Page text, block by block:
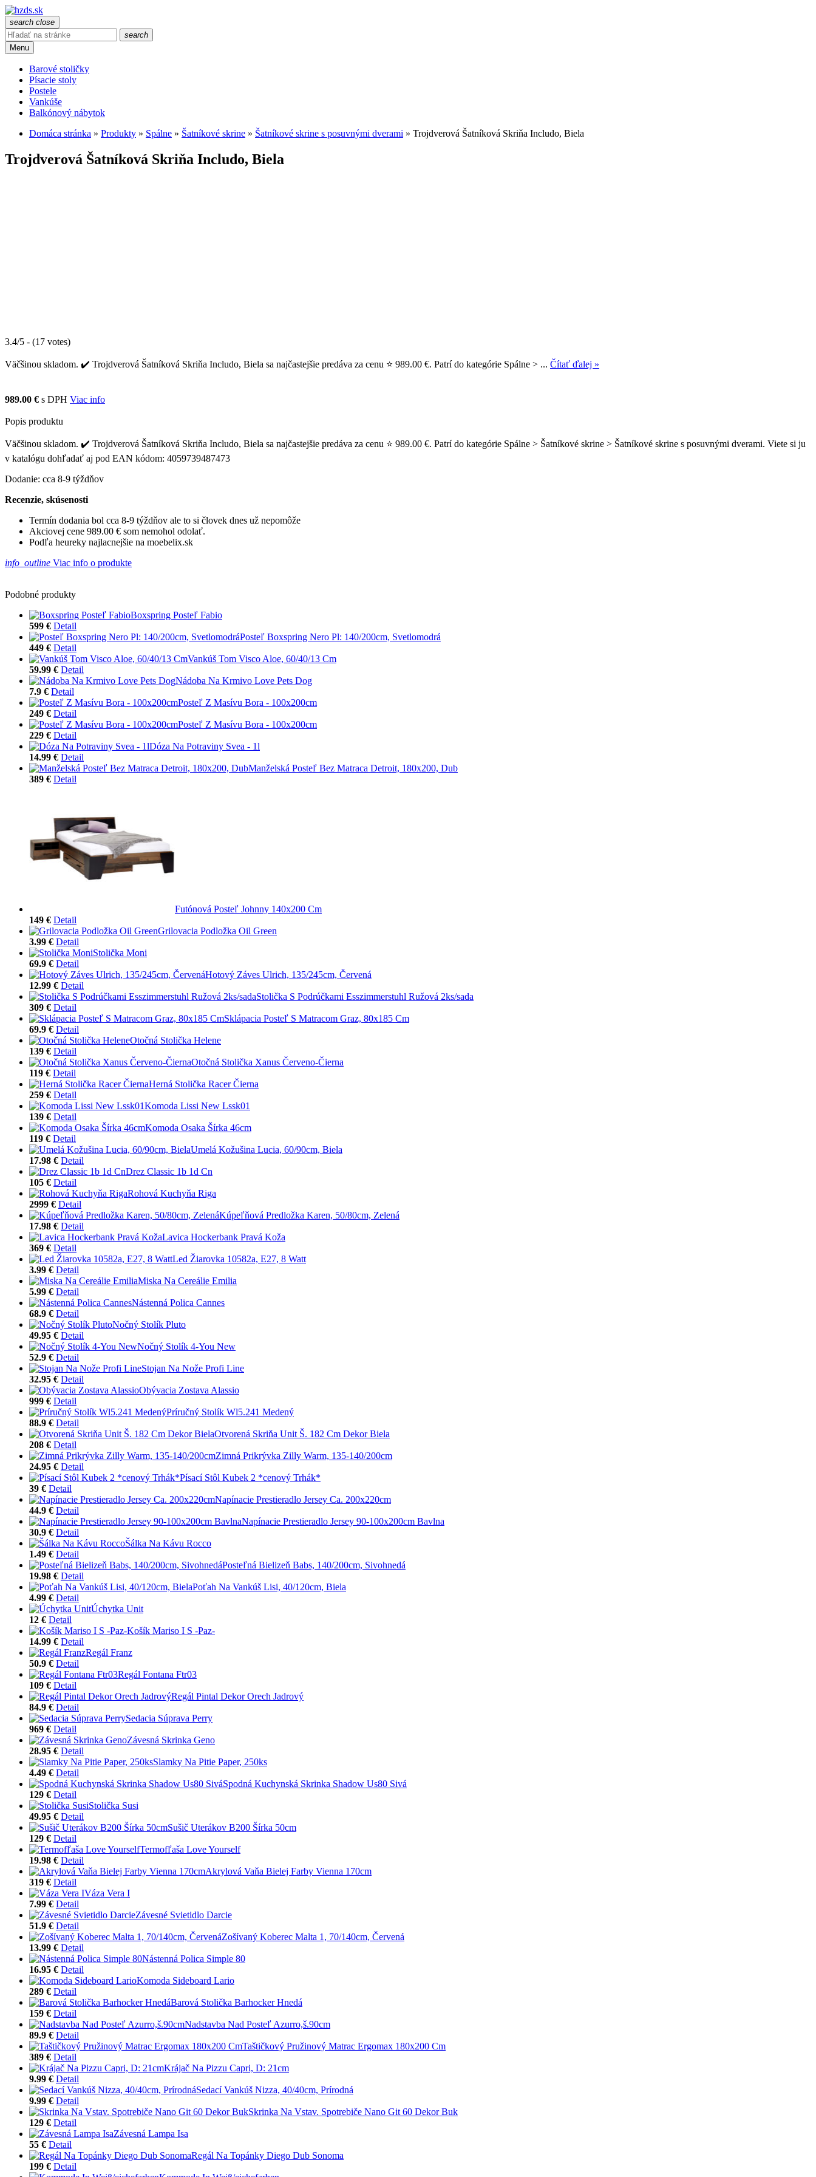
search close
search
Menu
Barové stoličky
Písacie stoly
Postele
Vankúše
Balkónový nábytok
Domáca stránka » Produkty » Spálne » Šatníkové skrine » Šatníkové skrine s posuvnými dverami » Trojdverová Šatníková Skriňa Includo, Biela
Trojdverová Šatníková Skriňa Includo, Biela
3.4/5 - (17 votes)
Väčšinou skladom. ✔️ Trojdverová Šatníková Skriňa Includo, Biela sa najčastejšie predáva za cenu ⭐ 989.00 €. Patrí do kategórie Spálne > ... Čítať ďalej »
989.00 € s DPH Viac info
Popis produktu
Väčšinou skladom. ✔️ Trojdverová Šatníková Skriňa Includo, Biela sa najčastejšie predáva za cenu ⭐ 989.00 €. Patrí do kategórie Spálne > Šatníkové skrine > Šatníkové skrine s posuvnými dverami. Viete si ju
v katalógu dohľadať aj pod EAN kódom: 4059739487473
Dodanie: cca 8-9 týždňov
Recenzie, skúsenosti
Termín dodania bol cca 8-9 týždňov ale to si človek dnes už nepomôže
Akciovej cene 989.00 € som nemohol odolať.
Podľa heureky najlacnejšie na moebelix.sk
info_outline Viac info o produkte
Podobné produkty
Boxspring Posteľ Fabio
599 € Detail
Posteľ Boxspring Nero Pl: 140/200cm, Svetlomodrá
449 € Detail
Vankúš Tom Visco Aloe, 60/40/13 Cm
59.99 € Detail
Nádoba Na Krmivo Love Pets Dog
7.9 € Detail
Posteľ Z Masívu Bora - 100x200cm
249 € Detail
Posteľ Z Masívu Bora - 100x200cm
229 € Detail
Dóza Na Potraviny Svea - 1l
14.99 € Detail
Manželská Posteľ Bez Matraca Detroit, 180x200, Dub
389 € Detail
Futónová Posteľ Johnny 140x200 Cm
149 € Detail
Grilovacia Podložka Oil Green
3.99 € Detail
Stolička Moni
69.9 € Detail
Hotový Záves Ulrich, 135/245cm, Červená
12.99 € Detail
Stolička S Podrúčkami Esszimmerstuhl Ružová 2ks/sada
309 € Detail
Sklápacia Posteľ S Matracom Graz, 80x185 Cm
69.9 € Detail
Otočná Stolička Helene
139 € Detail
Otočná Stolička Xanus Červeno-Čierna
119 € Detail
Herná Stolička Racer Čierna
259 € Detail
Komoda Lissi New Lssk01
139 € Detail
Komoda Osaka Šírka 46cm
119 € Detail
Umelá Kožušina Lucia, 60/90cm, Biela
17.98 € Detail
Drez Classic 1b 1d Cn
105 € Detail
Rohová Kuchyňa Riga
2999 € Detail
Kúpeľňová Predložka Karen, 50/80cm, Zelená
17.98 € Detail
Lavica Hockerbank Pravá Koža
369 € Detail
Led Žiarovka 10582a, E27, 8 Watt
3.99 € Detail
Miska Na Cereálie Emilia
5.99 € Detail
Nástenná Polica Cannes
68.9 € Detail
Nočný Stolík Pluto
49.95 € Detail
Nočný Stolík 4-You New
52.9 € Detail
Stojan Na Nože Profi Line
32.95 € Detail
Obývacia Zostava Alassio
999 € Detail
Príručný Stolík Wl5.241 Medený
88.9 € Detail
Otvorená Skriňa Unit Š. 182 Cm Dekor Biela
208 € Detail
Zimná Prikrývka Zilly Warm, 135-140/200cm
24.95 € Detail
Písací Stôl Kubek 2 *cenový Trhák*
39 € Detail
Napínacie Prestieradlo Jersey Ca. 200x220cm
44.9 € Detail
Napínacie Prestieradlo Jersey 90-100x200cm Bavlna
30.9 € Detail
Šálka Na Kávu Rocco
1.49 € Detail
Posteľná Bielizeň Babs, 140/200cm, Sivohnedá
19.98 € Detail
Poťah Na Vankúš Lisi, 40/120cm, Biela
4.99 € Detail
Úchytka Unit
12 € Detail
Košík Mariso I S -Paz-
14.99 € Detail
Regál Franz
50.9 € Detail
Regál Fontana Ftr03
109 € Detail
Regál Pintal Dekor Orech Jadrový
84.9 € Detail
Sedacia Súprava Perry
969 € Detail
Závesná Skrinka Geno
28.95 € Detail
Slamky Na Pitie Paper, 250ks
4.49 € Detail
Spodná Kuchynská Skrinka Shadow Us80 Sivá
129 € Detail
Stolička Susi
49.95 € Detail
Sušič Uterákov B200 Šírka 50cm
129 € Detail
Termofľaša Love Yourself
19.98 € Detail
Akrylová Vaňa Bielej Farby Vienna 170cm
319 € Detail
Váza Vera I
7.99 € Detail
Závesné Svietidlo Darcie
51.9 € Detail
Zošívaný Koberec Malta 1, 70/140cm, Červená
13.99 € Detail
Nástenná Polica Simple 80
16.95 € Detail
Komoda Sideboard Lario
289 € Detail
Barová Stolička Barhocker Hnedá
159 € Detail
Nadstavba Nad Posteľ Azurro,š.90cm
89.9 € Detail
Taštičkový Pružinový Matrac Ergomax 180x200 Cm
389 € Detail
Krájač Na Pizzu Capri, D: 21cm
9.99 € Detail
Sedací Vankúš Nizza, 40/40cm, Prírodná
9.99 € Detail
Skrinka Na Vstav. Spotrebiče Nano Git 60 Dekor Buk
129 € Detail
Závesná Lampa Isa
55 € Detail
Regál Na Topánky Diego Dub Sonoma
199 € Detail